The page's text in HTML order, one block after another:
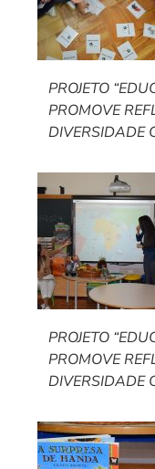
PROJETO
PROMOVE
DIVERSIDADE
PROJETO
PROMOVE
DIVERSIDADE